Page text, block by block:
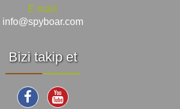
E-mail:
info@spyboar.com
Bizi takip et